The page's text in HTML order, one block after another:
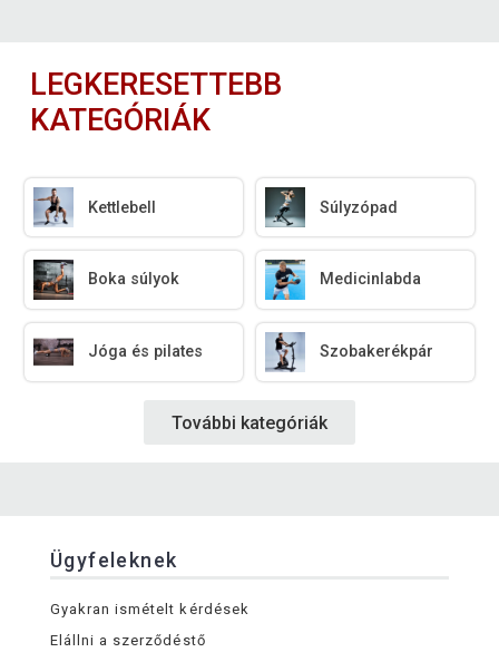
LEGKERESETTEBB
KATEGÓRIÁK
Kettlebell Súlyzópad
Boka súlyok Medicinlabda
Jóga és pilates Szobakerékpár
További kategóriák
Ügyfeleknek
Gyakran ismételt kérdések
Elállni a szerződéstő